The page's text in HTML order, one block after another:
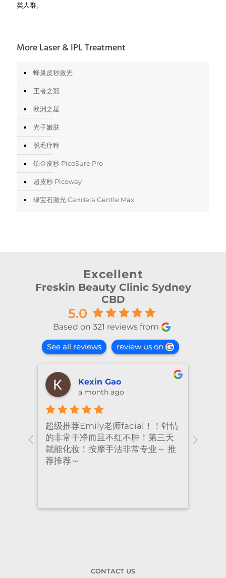
类人群。
More Laser & IPL Treatment
蜂巢皮秒激光
王者之冠
欧洲之星
光子嫩肤
脱毛疗程
铂金皮秒 PicoSure Pro
超皮秒 Picoway
绿宝石激光 Candela Gentle Max
Excellent
Freskin Beauty Clinic Sydney
CBD
5.0
Based on 321 reviews from
See all reviews review us on
Kexin Gao
a month ago
超级推荐Emily老师facial！！针情
的非常干净而且不红不肿！第三天
就能化妆！按摩手法非常专业～ 推
荐推荐～
CONTACT US